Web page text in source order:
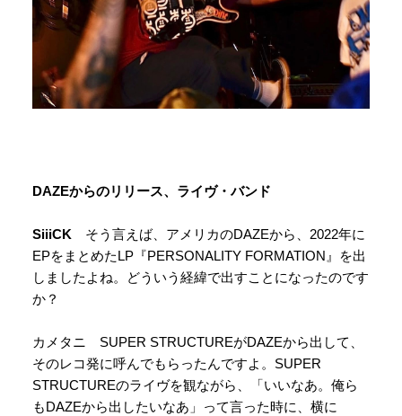
DAZEからのリリース、ライヴ・バンド
SiiiCKそう言えば、アメリカのDAZEから、2022年に
EPをまとめたLP『PERSONALITY FORMATION』を出
しましたよね。どういう経緯で出すことになったのです
か？
カメタニ SUPER STRUCTUREがDAZEから出して、
そのレコ発に呼んでもらったんですよ。SUPER
STRUCTUREのライヴを観ながら、「いいなあ。俺ら
もDAZEから出したいなあ」って言った時に、横に